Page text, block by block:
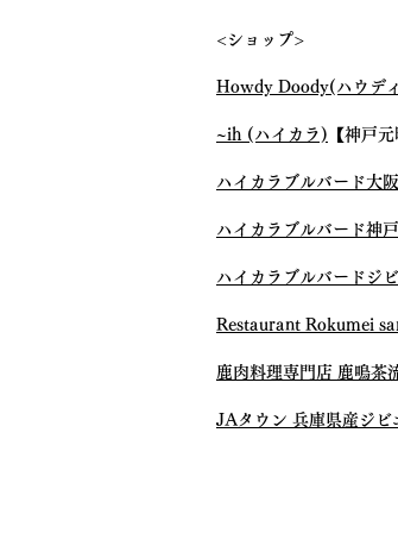
び" にて、弊社
ジビエ振興事
対応させてい
<ショップ>
Howdy Doody(ハウデ
~ih (ハイカラ) 【神戸元
ハイカラブルバード大阪
ハイカラブルバード神戸
ハイカラブルバードジ
Restaurant Rokumei
鹿肉料理専門店 鹿鳴茶
JAタウン 兵庫県産ジビ